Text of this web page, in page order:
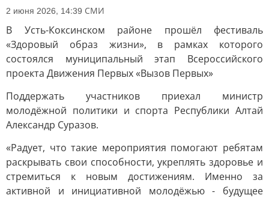
2 июня 2026, 14:39 СМИ
В Усть-Коксинском районе прошёл фестиваль
«Здоровый образ жизни», в рамках которого
состоялся муниципальный этап Всероссийского
проекта Движения Первых «Вызов Первых»
Поддержать участников приехал министр
молодёжной политики и спорта Республики Алтай
Александр Суразов.
«Радует, что такие мероприятия помогают ребятам
раскрывать свои способности, укреплять здоровье и
стремиться к новым достижениям. Именно за
активной и инициативной молодёжью - будущее